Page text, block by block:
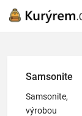
Samsonite
Samsonite,
výrobou